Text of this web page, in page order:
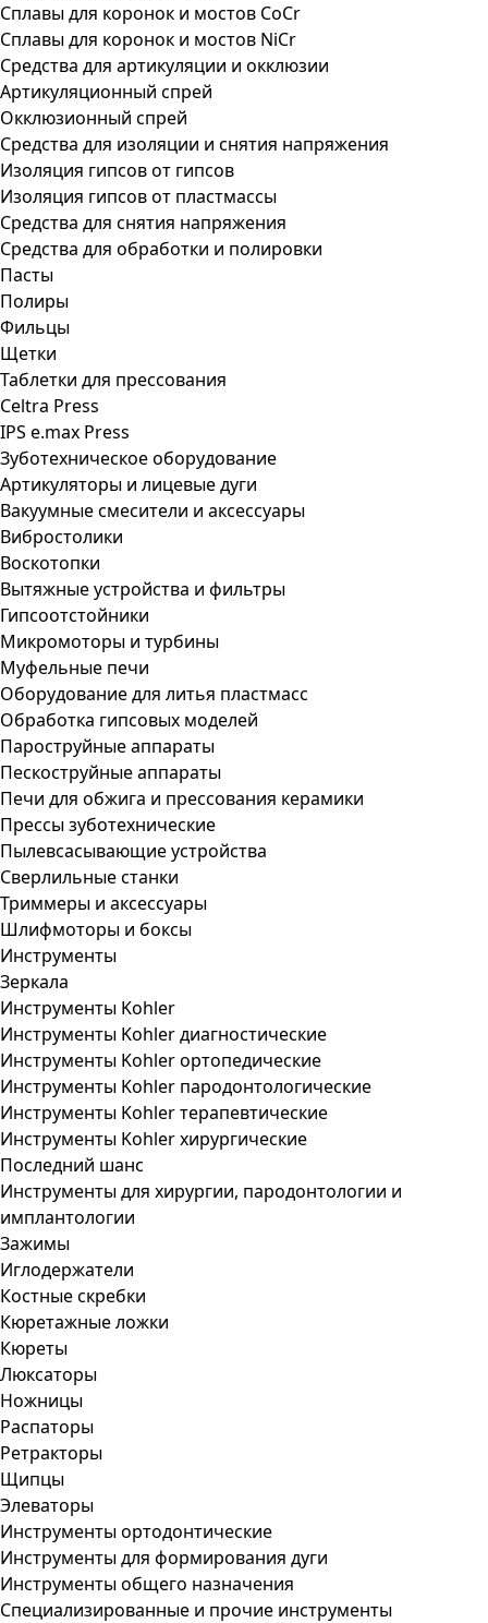
Сплавы для коронок и мостов CoCr
Сплавы для коронок и мостов NiCr
Средства для артикуляции и окклюзии
Артикуляционный спрей
Окклюзионный спрей
Средства для изоляции и снятия напряжения
Изоляция гипсов от гипсов
Изоляция гипсов от пластмассы
Средства для снятия напряжения
Средства для обработки и полировки
Пасты
Полиры
Фильцы
Щетки
Таблетки для прессования
Celtra Press
IPS e.max Press
Зуботехническое оборудование
Артикуляторы и лицевые дуги
Вакуумные смесители и аксессуары
Вибростолики
Воскотопки
Вытяжные устройства и фильтры
Гипсоотстойники
Микромоторы и турбины
Муфельные печи
Оборудование для литья пластмасс
Обработка гипсовых моделей
Пароструйные аппараты
Пескоструйные аппараты
Печи для обжига и прессования керамики
Прессы зуботехнические
Пылевсасывающие устройства
Сверлильные станки
Триммеры и аксессуары
Шлифмоторы и боксы
Инструменты
Зеркала
Инструменты Kohler
Инструменты Kohler диагностические
Инструменты Kohler ортопедические
Инструменты Kohler пародонтологические
Инструменты Kohler терапевтические
Инструменты Kohler хирургические
Последний шанс
Инструменты для хирургии, пародонтологии и
имплантологии
Зажимы
Иглодержатели
Костные скребки
Кюретажные ложки
Кюреты
Люксаторы
Ножницы
Распаторы
Ретракторы
Щипцы
Элеваторы
Инструменты ортодонтические
Инструменты для формирования дуги
Инструменты общего назначения
Специализированные и прочие инструменты